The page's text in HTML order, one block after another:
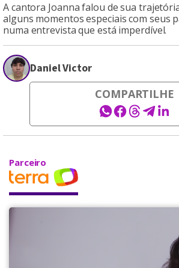
A cantora Joanna falou de sua
alguns momentos especiais com seus
numa entrevista que está imperdível.
Daniel Victor
COMPARTILHE
Parceiro